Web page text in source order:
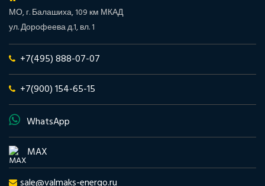
МО, г. Балашиха, 109 км МКАД
ул. Дорофеева д.1, вл. 1
+7(495) 888-07-07
+7(900) 154-65-15
WhatsApp
MAX
sale@valmaks-energo.ru